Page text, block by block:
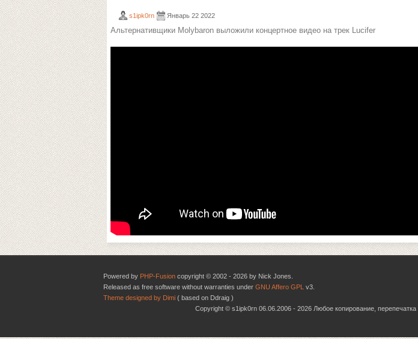
s1ipk0rn Январь 22 2022
Альтернативщики Molybaron выложили концертное видео на трек Lucifer
Powered by PHP-Fusion copyright © 2002 - 2026 by Nick Jones.
Released as free software without warranties under GNU Affero GPL v3.
Theme designed by Dimi ( based on Ddraig )
Copyright © s1ipk0rn 06.06.2006 - 2026 Любое копирование,